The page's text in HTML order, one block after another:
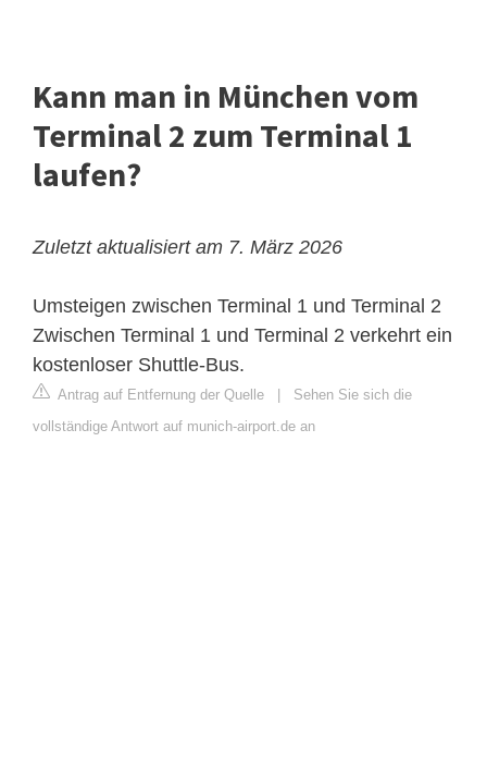
Kann man in München vom
Terminal 2 zum Terminal 1
laufen?
Zuletzt aktualisiert am 7. März 2026
Umsteigen zwischen Terminal 1 und Terminal 2
Zwischen Terminal 1 und Terminal 2 verkehrt ein
kostenloser Shuttle-Bus.
Antrag auf Entfernung der Quelle
Sehen Sie sich die
vollständige Antwort auf munich-airport.de an